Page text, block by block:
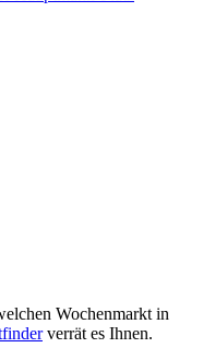
Wochenmarkt in
verrät es Ihnen.